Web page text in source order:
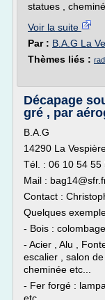
statues ,
Voir la suite
Par : B.A.G La
Thèmes liés :
Décapage
gré , par
B.A.G
14290 La
Tél. : 06 10 54 55
Mail :
Contact :
Quelques
- Bois :
- Acier , Alu ,
escalier , salon
cheminée etc...
- Fer forgé :